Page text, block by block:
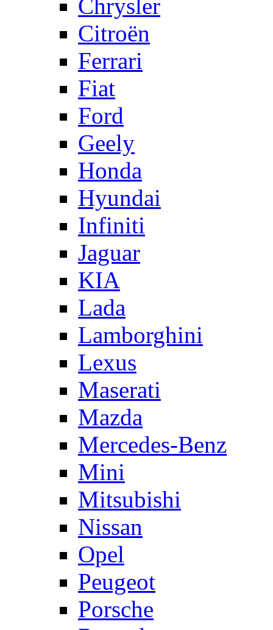
Chrysler
Citroën
Ferrari
Fiat
Ford
Geely
Honda
Hyundai
Infiniti
Jaguar
KIA
Lada
Lamborghini
Lexus
Maserati
Mazda
Mercedes-Benz
Mini
Mitsubishi
Nissan
Opel
Peugeot
Porsche